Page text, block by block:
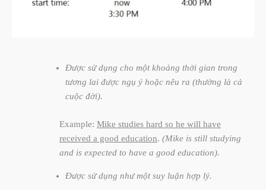
Được sử dụng cho một khoảng thời gian trong
tương lai được ngụ ý hoặc nêu ra (thường là cả
cuộc đời).
Example: Mike studies hard so he will have
received a good education. (Mike is still studying
and is expected to have a good education).
Được sử dụng như một suy luận hợp lý.